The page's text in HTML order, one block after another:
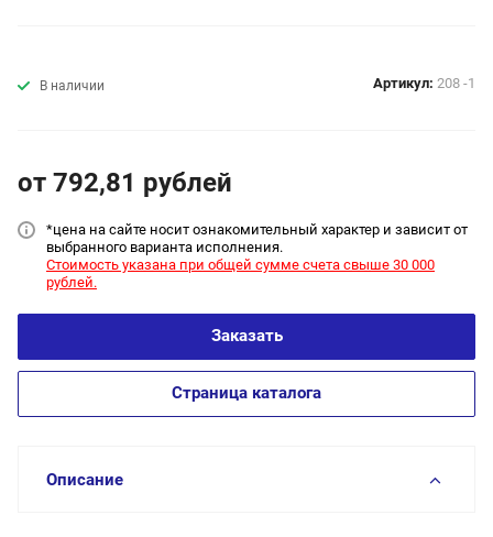
В наличии Артикул: 208 -1
от 792,81 рублей
*цена на сайте носит ознакомительный характер и зависит от
выбранного варианта исполнения.
Стоимость указана при общей сумме счета свыше 30 000
рублей.
Заказать
Страница каталога
Описание